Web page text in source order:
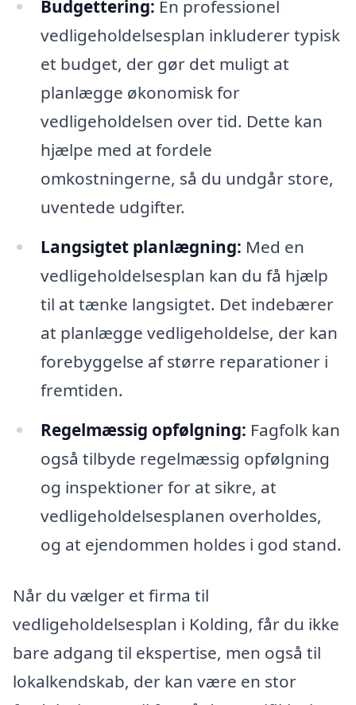
Budgettering: En professionel
vedligeholdelsesplan inkluderer typisk
et budget, der gør det muligt at
planlægge økonomisk for
vedligeholdelsen over tid. Dette kan
hjælpe med at fordele
omkostningerne, så du undgår store,
uventede udgifter.
Langsigtet planlægning: Med en
vedligeholdelsesplan kan du få hjælp
til at tænke langsigtet. Det indebærer
at planlægge vedligeholdelse, der kan
forebyggelse af større reparationer i
fremtiden.
Regelmæssig opfølgning: Fagfolk kan
også tilbyde regelmæssig opfølgning
og inspektioner for at sikre, at
vedligeholdelsesplanen overholdes,
og at ejendommen holdes i god stand.
Når du vælger et firma til
vedligeholdelsesplan i Kolding, får du ikke
bare adgang til ekspertise, men også til
lokalkendskab, der kan være en stor